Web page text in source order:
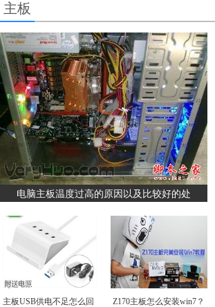
主板
电脑主板温度过高的原因以及比较好的处
主板USB供电不足怎么回
Z170主板怎么安装win7？